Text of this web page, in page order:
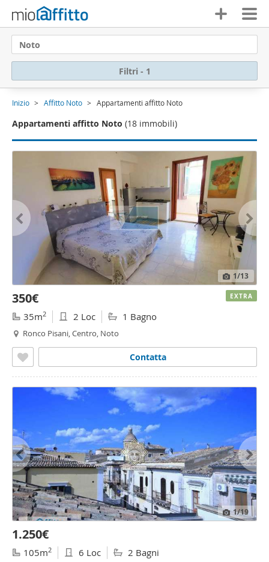
Noto
Filtri - 1
Inizio Affitto Noto Appartamenti affitto Noto
Appartamenti affitto Noto (18 immobili)
1/13
350€
35m2 2 Loc 1 Bagno
Ronco Pisani, Centro, Noto
Contatta
EXTRA
1/19
1.250€
105m2 6 Loc 2 Bagni